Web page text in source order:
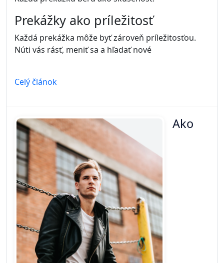
Prekážky ako príležitosť
Každá prekážka môže byť zároveň príležitosťou.
Núti vás rásť, meniť sa a hľadať nové
Celý článok
Ako